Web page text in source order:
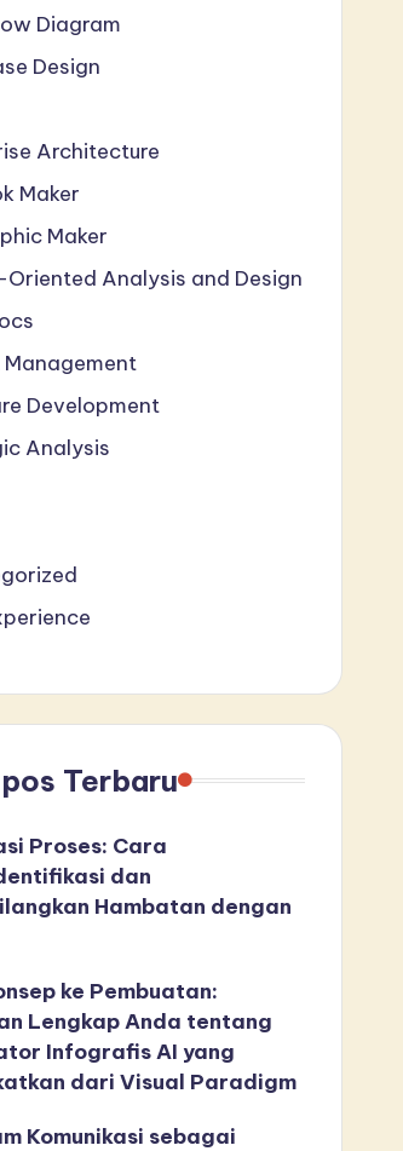
Diagram
Design
Architecture
Maker
Maker
Analysis and Design
Development
Analysis
Terbaru
Proses: Cara
dan
Hambatan dengan
ke Pembuatan:
Lengkap Anda tentang
Infografis AI yang
dari Visual Paradigm
Komunikasi sebagai